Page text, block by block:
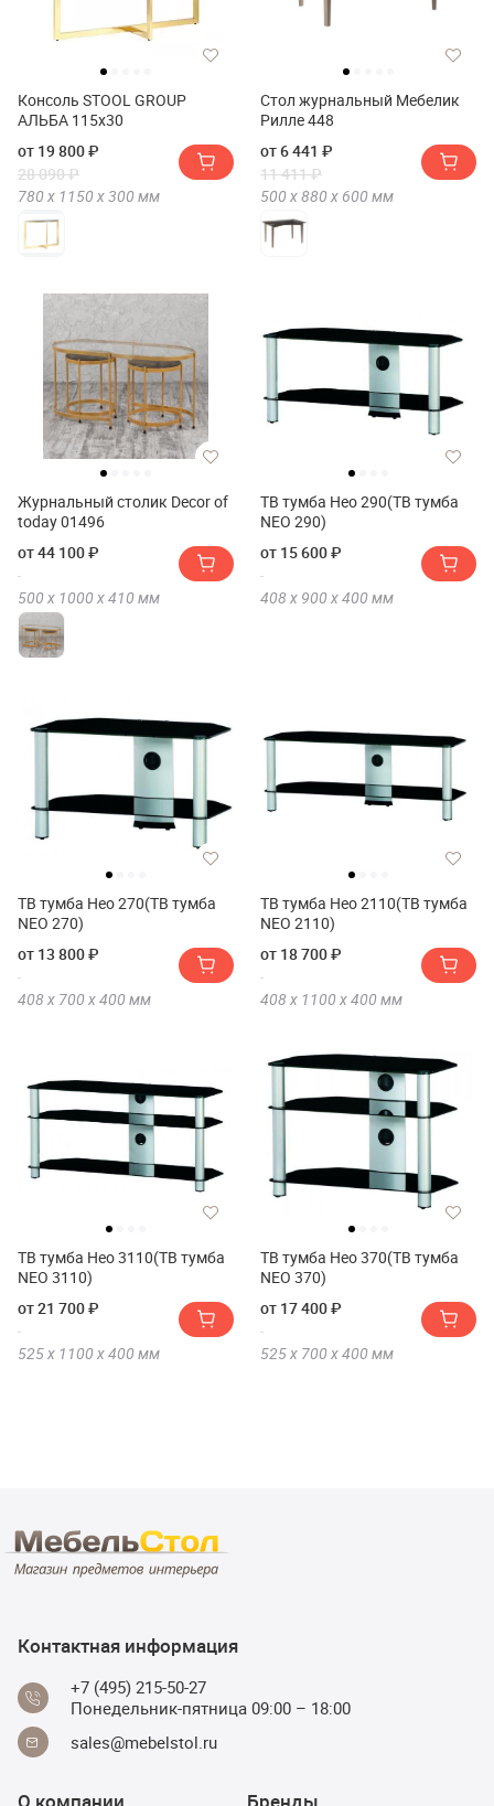
Консоль STOOL GROUP
АЛЬБА 115х30
от 19 800 ₽
28 090 ₽
780 х 1150 х300 мм
Стол журнальный Мебелик
Рилле 448
от 6 441 ₽
11 411 ₽
500 х880 х 600 мм
Журнальный столик Decor of
today 01496
от 44 100 ₽
500 х 1000 х410 мм
ТВ тумба Нео 290(ТВ тумба
NEO 290)
от 15 600 ₽
408 х 900 х400 мм
ТВ тумба Нео 270(ТВ тумба
NEO 270)
от 13 800 ₽
408 х 700 х400 мм
ТВ тумба Нео 2110(ТВ тумба
NEO 2110)
от 18 700 ₽
408 х 1100 х400 мм
ТВ тумба Нео 3110(ТВ тумба
NEO 3110)
от 21 700 ₽
525 х 1100 х400 мм
ТВ тумба Нео 370(ТВ тумба
NEO 370)
от 17 400 ₽
525 х 700 х400 мм
Контактная информация
+7 (495) 215-50-27
Понедельник-пятница 09:00 – 18:00
sales@mebelstol.ru